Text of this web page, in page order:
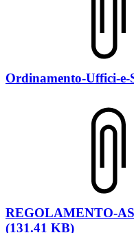
Ordinamento-Uffici-e-
REGOLAMENTO-
(131.41 KB)